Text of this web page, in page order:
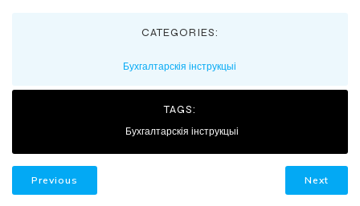
CATEGORIES:
Бухгалтарскія інструкцыі
TAGS:
Бухгалтарскія інструкцыі
Previous Next